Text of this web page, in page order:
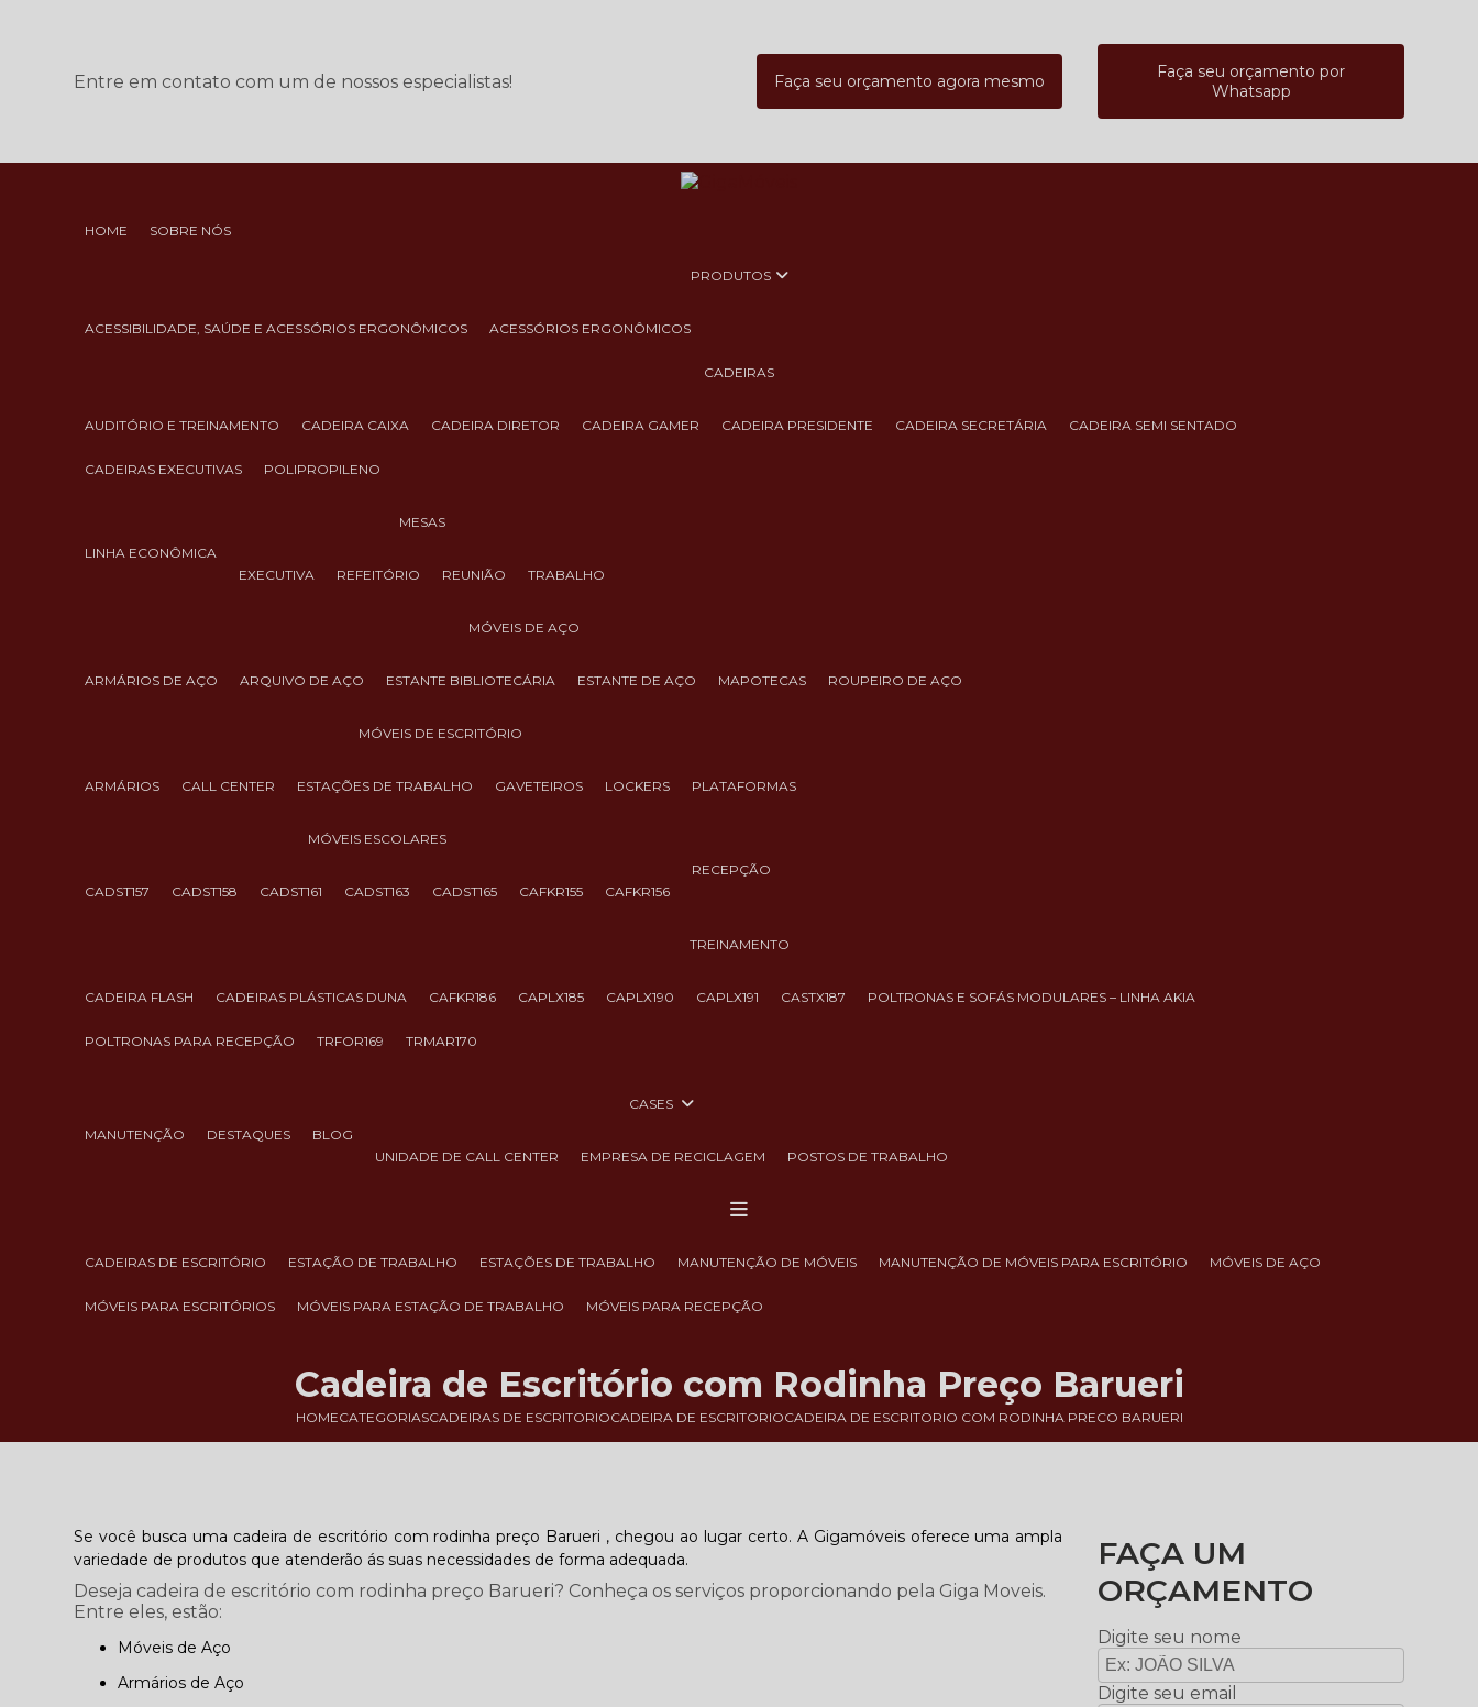
Entre em contato com um de nossos especialistas! Faça seu orçamento agora mesmo
Faça seu orçamento por
Whatsapp
HOME SOBRE NÓS
PRODUTOS
ACESSIBILIDADE, SAÚDE E ACESSÓRIOS ERGONÔMICOS ACESSÓRIOS ERGONÔMICOS
CADEIRAS
AUDITÓRIO E TREINAMENTO CADEIRA CAIXA CADEIRA DIRETOR CADEIRA GAMER CADEIRA PRESIDENTE CADEIRA SECRETÁRIA CADEIRA SEMI SENTADO
CADEIRAS EXECUTIVAS POLIPROPILENO
LINHA ECONÔMICA
MESAS
EXECUTIVA REFEITÓRIO REUNIÃO TRABALHO
MÓVEIS DE AÇO
ARMÁRIOS DE AÇO ARQUIVO DE AÇO ESTANTE BIBLIOTECÁRIA ESTANTE DE AÇO MAPOTECAS ROUPEIRO DE AÇO
MÓVEIS DE ESCRITÓRIO
ARMÁRIOS CALL CENTER ESTAÇÕES DE TRABALHO GAVETEIROS LOCKERS PLATAFORMAS
MÓVEIS ESCOLARES
CADST157 CADST158 CADST161 CADST163 CADST165 CAFKR155 CAFKR156
RECEPÇÃO
TREINAMENTO
CADEIRA FLASH CADEIRAS PLÁSTICAS DUNA CAFKR186 CAPLX185 CAPLX190 CAPLX191 CASTX187 POLTRONAS E SOFÁS MODULARES – LINHA AKIA
POLTRONAS PARA RECEPÇÃO TRFOR169 TRMAR170
MANUTENÇÃO DESTAQUES BLOG
CASES
UNIDADE DE CALL CENTER EMPRESA DE RECICLAGEM POSTOS DE TRABALHO
CADEIRAS DE ESCRITÓRIO ESTAÇÃO DE TRABALHO ESTAÇÕES DE TRABALHO MANUTENÇÃO DE MÓVEIS MANUTENÇÃO DE MÓVEIS PARA ESCRITÓRIO MÓVEIS DE AÇO
MÓVEIS PARA ESCRITÓRIOS MÓVEIS PARA ESTAÇÃO DE TRABALHO MÓVEIS PARA RECEPÇÃO
HOMECATEGORIASCADEIRAS DE ESCRITORIOCADEIRA DE ESCRITORIOCADEIRA DE ESCRITORIO COM RODINHA PRECO BARUERI
Cadeira de Escritório com Rodinha Preço Barueri
Se você busca uma cadeira de escritório com rodinha preço Barueri , chegou ao lugar certo. A Gigamóveis oferece uma ampla
variedade de produtos que atenderão ás suas necessidades de forma adequada.
Deseja cadeira de escritório com rodinha preço Barueri? Conheça os serviços proporcionando pela Giga Moveis.
Entre eles, estão:
Móveis de Aço
Armários de Aço
FAÇA UM
ORÇAMENTO
Digite seu nome
Digite seu email